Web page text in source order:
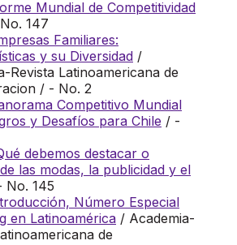
Mundial de Competitividad
147
Familiares:
y su Diversidad /
Revista Latinoamericana de
/ - No. 2
Competitivo Mundial
y Desafíos para Chile / -
debemos destacar o
las modas, la publicidad y el
No. 145
Número Especial
en Latinoamérica / Academia-
de